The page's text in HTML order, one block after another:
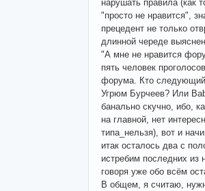
нарушать правила (как
"просто не нравится",
прецедент не только
длинной череде
"А мне не нравится
пять человек
форума. Кто
Угрюм Бурчеев? Или
банально скучно, ибо,
на главной, нет
типа_нельзя), вот и
итак осталось два с
истребим последних из
говоря уже обо всём
В общем, я считаю,